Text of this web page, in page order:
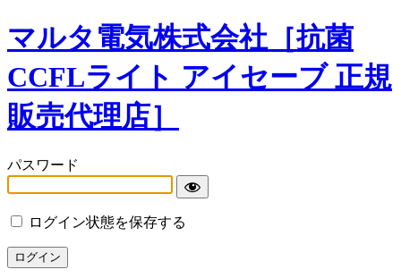
マルタ電気株式会社［抗菌
CCFLライト アイセーブ 正規
販売代理店］
パスワード
ログイン状態を保存する